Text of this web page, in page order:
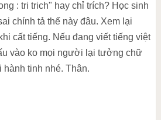
: tri trich" hay chỉ trích? Học sinh
chính tả thế này đâu. Xem lại
cất tiếng. Nếu đang viết tiếng việt
vào ko mọi người lại tưởng chữ
tinh nhé. Thân.